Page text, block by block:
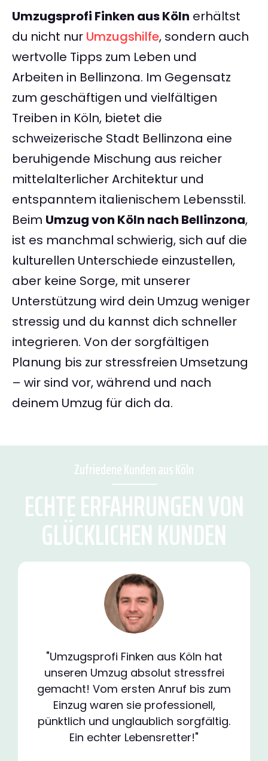
Umzugsprofi Finken aus Köln erhältst
du nicht nur Umzugshilfe, sondern auch
wertvolle Tipps zum Leben und
Arbeiten in Bellinzona. Im Gegensatz
zum geschäftigen und vielfältigen
Treiben in Köln, bietet die
schweizerische Stadt Bellinzona eine
beruhigende Mischung aus reicher
mittelalterlicher Architektur und
entspanntem italienischem Lebensstil.
Beim Umzug von Köln nach Bellinzona,
ist es manchmal schwierig, sich auf die
kulturellen Unterschiede einzustellen,
aber keine Sorge, mit unserer
Unterstützung wird dein Umzug weniger
stressig und du kannst dich schneller
integrieren. Von der sorgfältigen
Planung bis zur stressfreien Umsetzung
– wir sind vor, während und nach
deinem Umzug für dich da.
Zufriedene Kunden aus Köln
ECHTE ERFAHRUNGEN VON
GLÜCKLICHEN KUNDEN
"Umzugsprofi Finken aus Köln hat
unseren Umzug absolut stressfrei
gemacht! Vom ersten Anruf bis zum
Einzug waren sie professionell,
pünktlich und unglaublich sorgfältig.
Ein echter Lebensretter!"